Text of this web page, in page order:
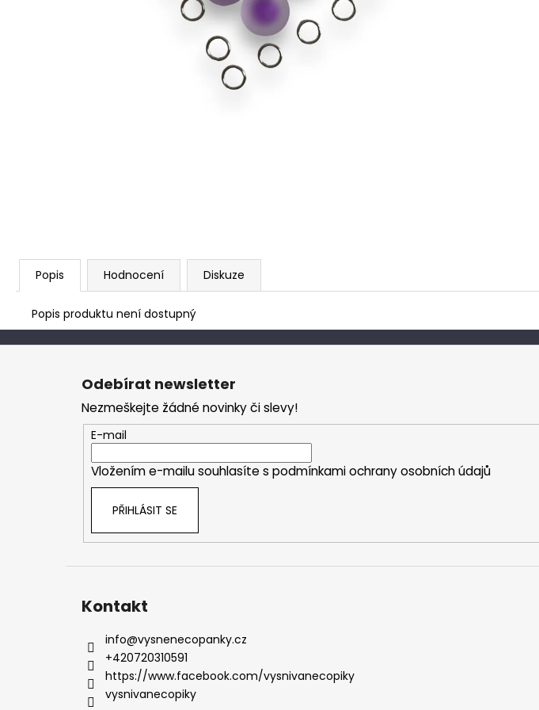
Popis Hodnocení Diskuze
Popis produktu není dostupný
Z
Odebírat newsletter
Nezmeškejte žádné novinky či slevy!
E-mail
Vložením e-mailu souhlasíte s podmínkami ochrany osobních údajů
PŘIHLÁSIT SE
Kontakt
info@vysnenecopanky.cz
+420720310591
https://www.facebook.com/vysnivanecopiky
vysnivanecopiky